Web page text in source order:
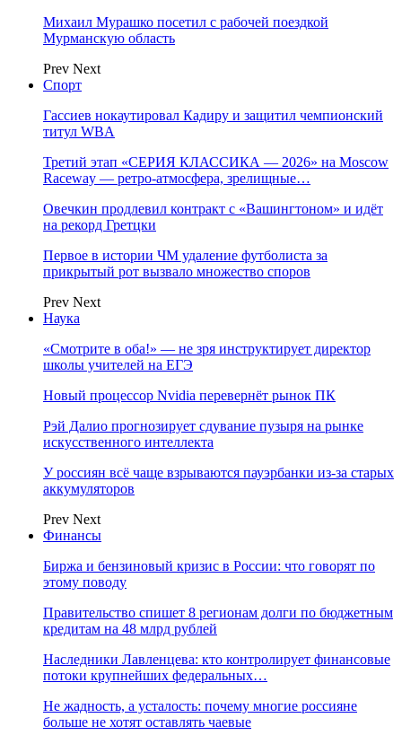
Михаил Мурашко посетил с рабочей поездкой
Мурманскую область
Prev Next
Спорт
Гассиев нокаутировал Кадиру и защитил чемпионский
титул WBA
Третий этап «СЕРИЯ КЛАССИКА — 2026» на Moscow
Raceway — ретро‑атмосфера, зрелищные…
Овечкин продлевил контракт с «Вашингтоном» и идёт
на рекорд Гретцки
Первое в истории ЧМ удаление футболиста за
прикрытый рот вызвало множество споров
Prev Next
Наука
«Смотрите в оба!» — не зря инструктирует директор
школы учителей на ЕГЭ
Новый процессор Nvidia перевернёт рынок ПК
Рэй Далио прогнозирует сдувание пузыря на рынке
искусственного интеллекта
У россиян всё чаще взрываются пауэрбанки из-за старых
аккумуляторов
Prev Next
Финансы
Биржа и бензиновый кризис в России: что говорят по
этому поводу
Правительство спишет 8 регионам долги по бюджетным
кредитам на 48 млрд рублей
Наследники Лавленцева: кто контролирует финансовые
потоки крупнейших федеральных…
Не жадность, а усталость: почему многие россияне
больше не хотят оставлять чаевые